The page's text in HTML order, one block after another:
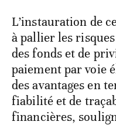
L’instauration de
à pallier les
des fonds et de
paiement par voie
des avantages en
fiabilité et de
financières,